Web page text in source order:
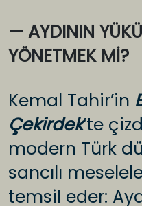
— AYDININ
YÖNETMEK Mİ?
Kemal Tahir’in
Çekirdek’te
modern Türk
sancılı
temsil eder: